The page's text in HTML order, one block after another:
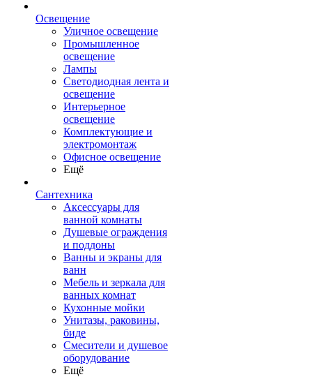
Освещение
Уличное освещение
Промышленное
освещение
Лампы
Светодиодная лента и
освещение
Интерьерное
освещение
Комплектующие и
электромонтаж
Офисное освещение
Ещё
Сантехника
Аксессуары для
ванной комнаты
Душевые ограждения
и поддоны
Ванны и экраны для
ванн
Мебель и зеркала для
ванных комнат
Кухонные мойки
Унитазы, раковины,
биде
Смесители и душевое
оборудование
Ещё